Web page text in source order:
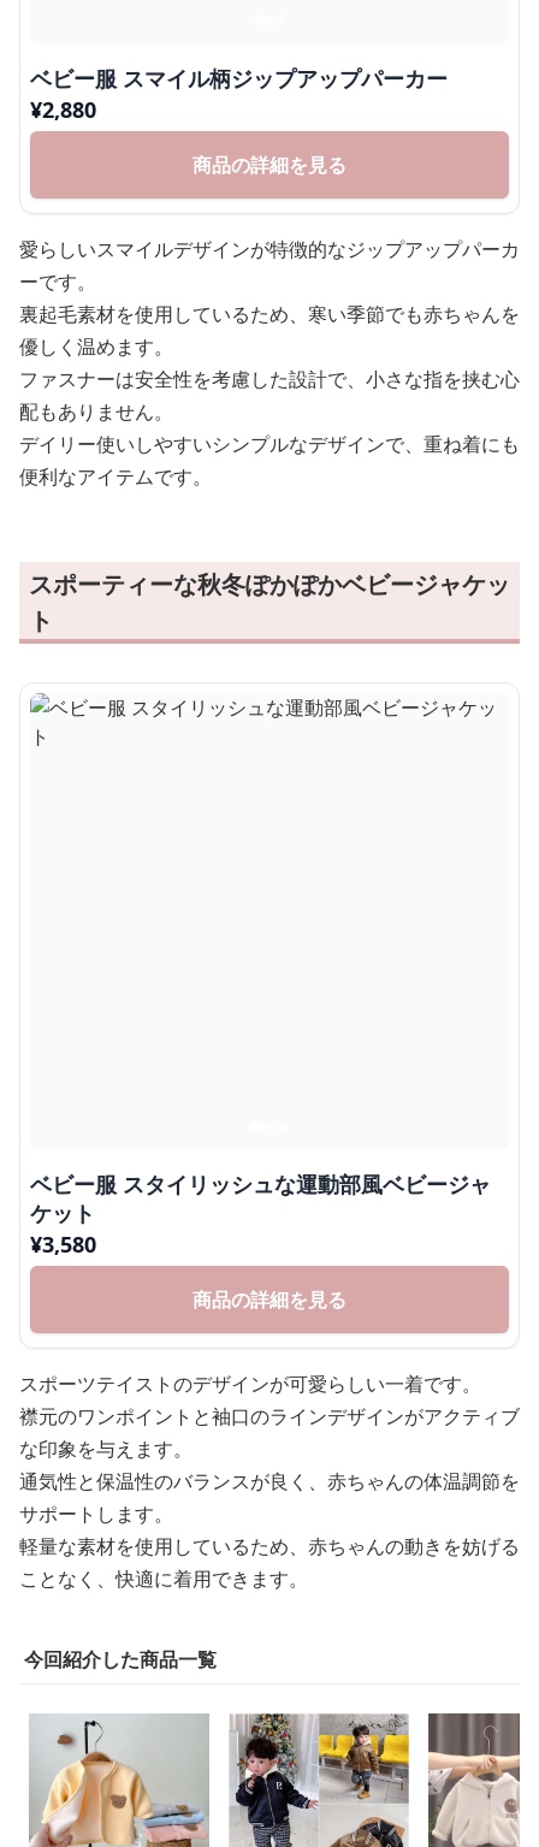
ベビー服 スマイル柄ジップアップパーカー
¥2,880
商品の詳細を見る
愛らしいスマイルデザインが特徴的なジップアップパーカ
ーです。
裏起毛素材を使用しているため、寒い季節でも赤ちゃんを
優しく温めます。
ファスナーは安全性を考慮した設計で、小さな指を挟む心
配もありません。
デイリー使いしやすいシンプルなデザインで、重ね着にも
便利なアイテムです。
スポーティーな秋冬ぽかぽかベビージャケッ
ト
ベビー服 スタイリッシュな運動部風ベビージャ
ケット
¥3,580
商品の詳細を見る
スポーツテイストのデザインが可愛らしい一着です。
襟元のワンポイントと袖口のラインデザインがアクティブ
な印象を与えます。
通気性と保温性のバランスが良く、赤ちゃんの体温調節を
サポートします。
軽量な素材を使用しているため、赤ちゃんの動きを妨げる
ことなく、快適に着用できます。
今回紹介した商品一覧